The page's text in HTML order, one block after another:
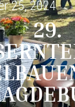
25, 2024
29.